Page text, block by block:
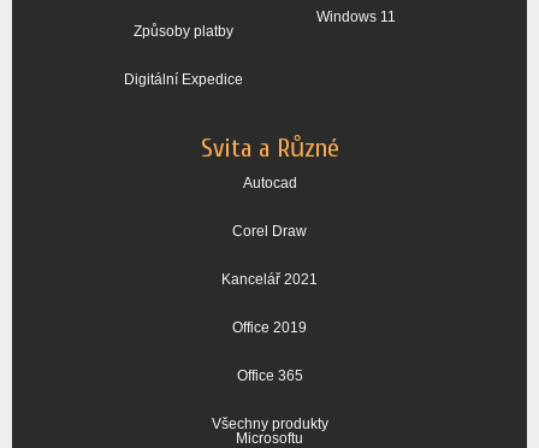
Způsoby platby
Digitální Expedice
Windows 11
Svita a Různé
Autocad
Corel Draw
Kancelář 2021
Office 2019
Office 365
Všechny produkty
Microsoftu